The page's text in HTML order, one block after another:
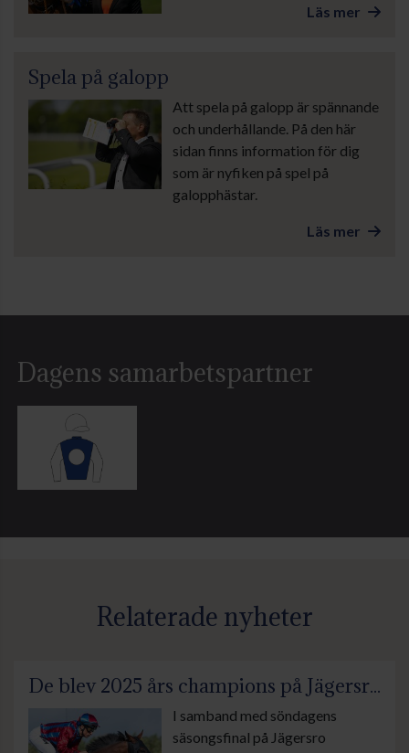
Läs mer
Spela på galopp
Att spela på galopp är spännande
och underhållande. På den här
sidan finns information för dig
som är nyfiken på spel på
galopphästar.
Läs mer
Dagens samarbetspartner
Relaterade nyheter
De blev 2025 års champions på Jägersro Galopp
I samband med söndagens
säsongsfinal på Jägersro